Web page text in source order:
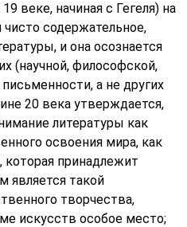
веке, начиная с Гегеля) на
содержательное,
и она осознается
(научной, философской,
а не других
20 века утверждается,
литературы как
освоения мира, как
которая принадлежит
является такой
творчества,
искусств особое место;